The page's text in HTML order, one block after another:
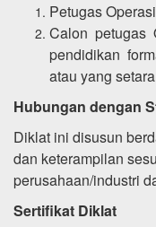
Petugas
Calon petugas
pendidikan
atau yang setara
Hubungan dengan
Diklat ini disusun
dan keterampilan
perusahaan/industri
Sertifikat Diklat